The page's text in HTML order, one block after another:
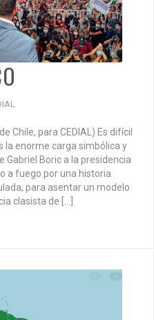
Chile, para CEDIAL) Es difícil
la enorme carga simbólica y
Boric a la presidencia
a fuego por una historia
para asentar un modelo
clasista de […]